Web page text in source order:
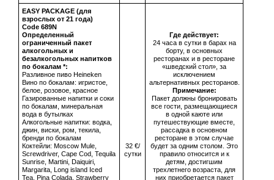
EASY PACKAGE (для
взрослых от 21 года)
Сode 689N
Определенный
ограниченный пакет
алкогольных и
безалкогольных напитков
по бокалам *:
Разливное пиво Heineken
Вино по бокалам: игристое,
белое, розовое, красное
Газированные напитки и соки
по бокалам, минеральная
вода в бутылках
Алкогольные напитки: водка,
джин, виски, ром, текила,
бренди по бокалам
Коктейли: Moscow Mule,
Screwdriver, Cape Cod, Tequila
Sunrise, Martini, Daiquiri,
Margarita, Long island Iced
Tea, Pina Colada, Strawberry
32 €/
сутки
Где действует:
24 часа в сутки в барах на
борту, в основных
ресторанах и в ресторане
«шведский стол», за
исключением
альтернативных ресторанов.
Примечание:
Пакет должны бронировать
все гости, размещающиеся
в одной каюте или
путешествующие вместе,
рассадка в основном
ресторане в этом случае
будет за одним столом. Это
правило относится и к
детям, достигшим
трехлетнего возраста, для
них приобретается пакет